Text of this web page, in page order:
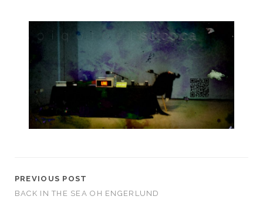
PREVIOUS POST
BACK IN THE SEA OH ENGERLUND